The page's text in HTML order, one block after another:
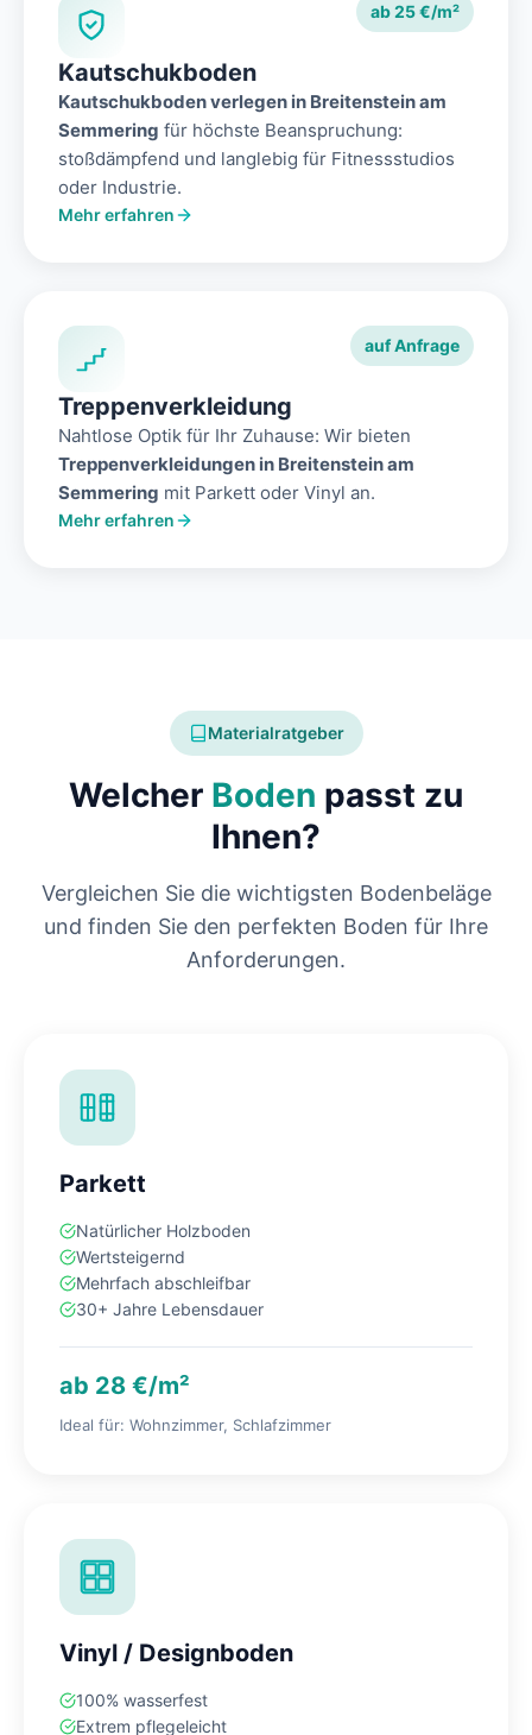
ab 25 €/m²
Kautschukboden
Kautschukboden verlegen in Breitenstein am
Semmering für höchste Beanspruchung:
stoßdämpfend und langlebig für Fitnessstudios
oder Industrie.
Mehr erfahren
auf Anfrage
Treppenverkleidung
Nahtlose Optik für Ihr Zuhause: Wir bieten
Treppenverkleidungen in Breitenstein am
Semmering mit Parkett oder Vinyl an.
Mehr erfahren
Materialratgeber
Welcher Boden passt zu
Ihnen?
Vergleichen Sie die wichtigsten Bodenbeläge
und finden Sie den perfekten Boden für Ihre
Anforderungen.
Parkett
Natürlicher Holzboden
Wertsteigernd
Mehrfach abschleifbar
30+ Jahre Lebensdauer
ab 28 €/m²
Ideal für: Wohnzimmer, Schlafzimmer
Vinyl / Designboden
100% wasserfest
Extrem pflegeleicht